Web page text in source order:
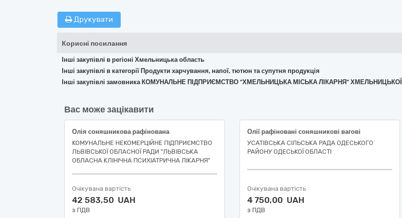
Друкувати
Корисні посилання
Інші закупівлі в регіоні Хмельницька область
Інші закупівлі в категорії Продукти харчування, напої, тютюн та супутня продукція
Інші закупівлі замовника КОМУНАЛЬНЕ ПІДПРИЄМСТВО "ХМЕЛЬНИЦЬКА МІСЬКА ЛІКАРНЯ"
Вас може зацікавити
Олія соняшникова рафінована
КОМУНАЛЬНЕ НЕКОМЕРЦІЙНЕ ПІДПРИЄМСТВО
ЛЬВІВСЬКОЇ ОБЛАСНОЇ РАДИ "ЛЬВІВСЬКА
ОБЛАСНА КЛІНІЧНА ПСИХІАТРИЧНА ЛІКАРНЯ"
Очікувана вартість
42 583,50 UAH
з ПДВ
Олії рафіновані соняшникові вагові
УСАТІВСЬКА СІЛЬСЬКА РАДА ОДЕСЬКОГО
РАЙОНУ ОДЕСЬКОЇ ОБЛАСТІ
Очікувана вартість
4 750,00 UAH
з ПДВ